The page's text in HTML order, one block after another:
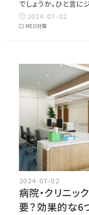
でしょうか。ひと言に
2024-07-02
MEO対策
2024-07-02
病院・クリニ
要？効果的な6